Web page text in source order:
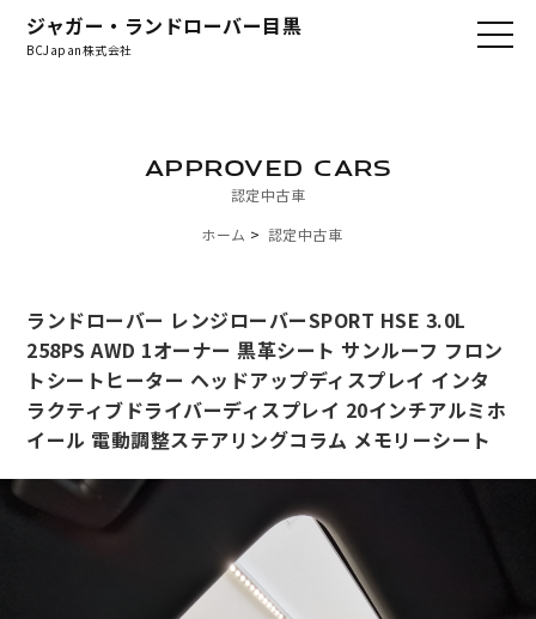
ジャガー・ランドローバー目黒
BCJapan株式会社
認定中古車
APPROVED CARS
ホーム 認定中古車
ランドローバー レンジローバーSPORT HSE 3.0L
258PS AWD 1オーナー 黒革シート サンルーフ フロン
トシートヒーター ヘッドアップディスプレイ インタ
ラクティブドライバーディスプレイ 20インチアルミホ
イール 電動調整ステアリングコラム メモリーシート